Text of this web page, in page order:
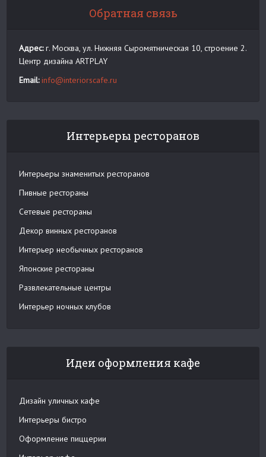
Обратная связь
Адрес:г. Москва, ул. Нижняя Сыромятническая 10, строение 2.
Центр дизайна ARTPLAY
Email: info@interiorscafe.ru
Интерьеры ресторанов
Интерьеры знаменитых ресторанов
Пивные рестораны
Сетевые рестораны
Декор винных ресторанов
Интерьер необычных ресторанов
Японские рестораны
Развлекательные центры
Интерьер ночных клубов
Идеи оформления кафе
Дизайн уличных кафе
Интерьеры бистро
Оформление пиццерии